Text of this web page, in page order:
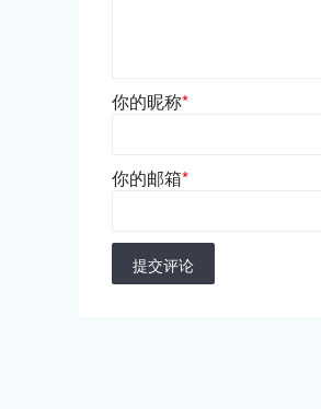
你的昵称*
你的邮箱*
提交评论